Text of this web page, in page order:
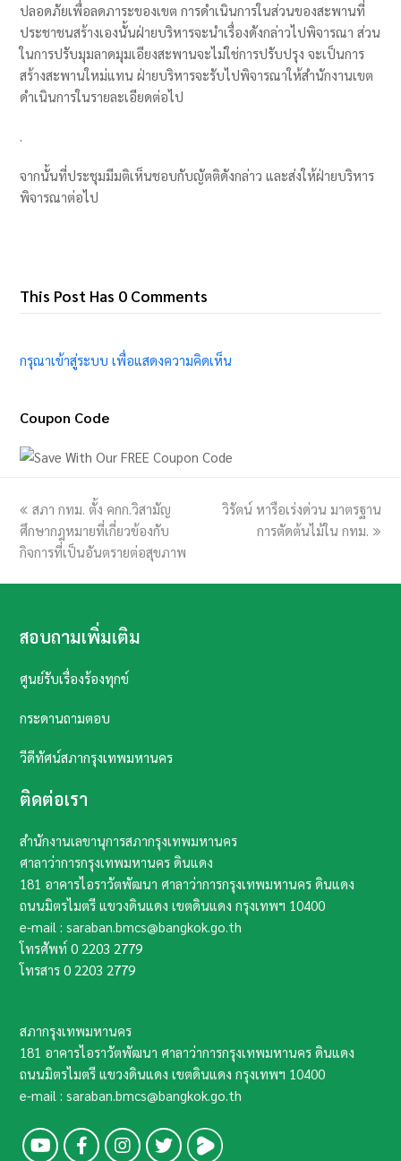
ปลอดภัยเพื่อลดภาระของเขต การดำเนินการในส่วนของสะพานที่
ประชาชนสร้างเองนั้นฝ่ายบริหารจะนำเรื่องดังกล่าวไปพิจารณา ส่วน
ในการปรับมุมลาดมุมเอียงสะพานจะไม่ใช่การปรับปรุง จะเป็นการ
สร้างสะพานใหม่แทน ฝ่ายบริหารจะรับไปพิจารณาให้สำนักงานเขต
ดำเนินการในรายละเอียดต่อไป
.
จากนั้นที่ประชุมมีมติเห็นชอบกับญัตติดังกล่าว และส่งให้ฝ่ายบริหาร
พิจารณาต่อไป
This Post Has 0 Comments
กรุณาเข้าสู่ระบบ เพื่อแสดงความคิดเห็น
Coupon Code
previous
post:
สภา กทม. ตั้ง คกก.วิสามัญ
ศึกษากฎหมายที่เกี่ยวข้องกับ
กิจการที่เป็นอันตรายต่อสุขภาพ
next
วิรัตน์ หารือเร่งด่วน มาตรฐาน
การตัดต้นไม้ใน กทม.
สอบถามเพิ่มเติม
ศูนย์รับเรื่องร้องทุกข์
กระดานถามตอบ
วีดีทัศน์สภากรุงเทพมหานคร
ติดต่อเรา
สำนักงานเลขานุการสภากรุงเทพมหานคร
ศาลาว่าการกรุงเทพมหานคร ดินแดง
181 อาคารไอราวัตพัฒนา ศาลาว่าการกรุงเทพมหานคร ดินแดง
ถนนมิตรไมตรี แขวงดินแดง เขตดินแดง กรุงเทพฯ​ 10400​
e-mail : saraban.bmcs@bangkok.go.th
โทรศัพท์0 2203 2779
โทรสาร0 2203 2779
สภากรุงเทพมหานคร
181 อาคารไอราวัตพัฒนา ศาลาว่าการกรุงเทพมหานคร ดินแดง
ถนนมิตรไมตรี แขวงดินแดง เขตดินแดง กรุงเทพฯ​ 10400​
e-mail : saraban.bmcs@bangkok.go.th